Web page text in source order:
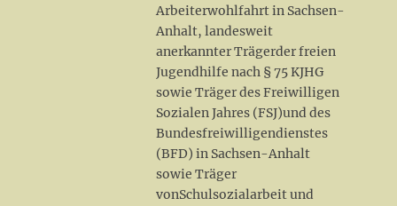
Arbeiterwohlfahrt in Sachsen-
Anhalt, landesweit
anerkannter Trägerder freien
Jugendhilfe nach § 75 KJHG
sowie Träger des Freiwilligen
Sozialen Jahres (FSJ)und des
Bundesfreiwilligendienstes
(BFD) in Sachsen-Anhalt
sowie Träger
vonSchulsozialarbeit und